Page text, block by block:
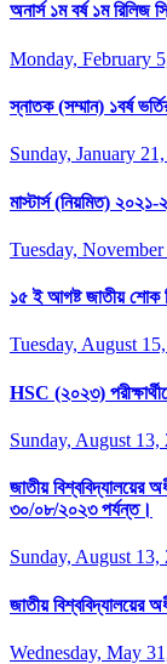
অনার্স ১ম বর্ষ ১ম রিলিজ
Monday, February
স্নাতক (সম্মান) ১বর্ষ
Sunday, January
মাস্টার্স (নিয়মিত) ২০২১-
Tuesday,
১৫ ই আগষ্ট জাতীয় শোক
Tuesday, August
HSC (২০২৩)
Sunday, August 13,
জাতীয় বিশ্ববিদ্যালয়ের
৩০/০৮/২০২৩ পর্যন্ত।
Sunday, August 13,
জাতীয় বিশ্ববিদ্যালয়ের
Wednesday, May